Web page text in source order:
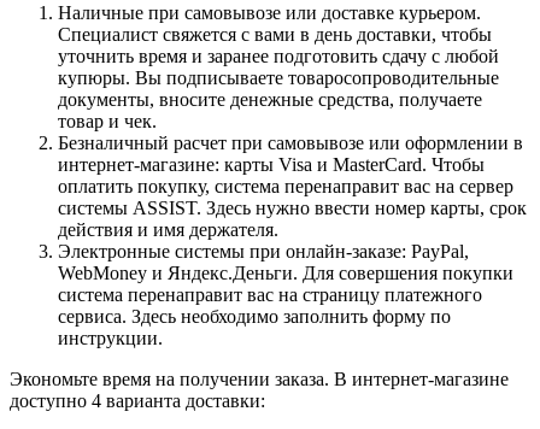
Наличные при самовывозе или доставке курьером.
Специалист свяжется с вами в день доставки, чтобы
уточнить время и заранее подготовить сдачу с любой
купюры. Вы подписываете товаросопроводительные
документы, вносите денежные средства, получаете
товар и чек.
Безналичный расчет при самовывозе или оформлении в
интернет-магазине: карты Visa и MasterCard. Чтобы
оплатить покупку, система перенаправит вас на сервер
системы ASSIST. Здесь нужно ввести номер карты, срок
действия и имя держателя.
Электронные системы при онлайн-заказе: PayPal,
WebMoney и Яндекс.Деньги. Для совершения покупки
система перенаправит вас на страницу платежного
сервиса. Здесь необходимо заполнить форму по
инструкции.
Экономьте время на получении заказа. В интернет-магазине
доступно 4 варианта доставки: